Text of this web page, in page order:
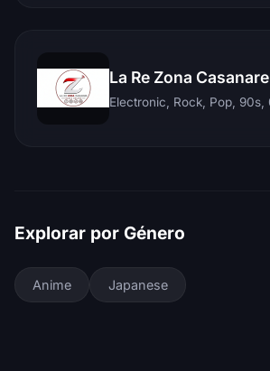
La Re Zona Casanare
Explorar por Género
Anime Japanese